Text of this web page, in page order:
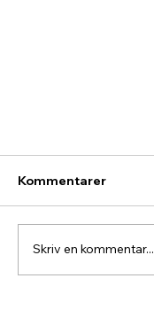
Kommentarer
Skriv en kommentar...